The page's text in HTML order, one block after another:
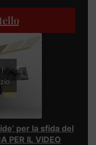
per la sfida del
PER IL VIDEO